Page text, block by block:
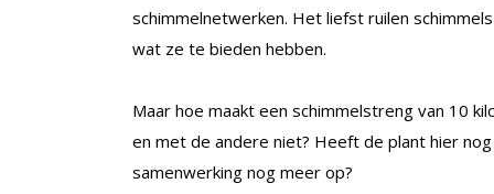
schimmelnetwerken. Het liefst ruilen
wat ze te bieden hebben.
Maar hoe maakt een schimmelstreng van 10
en met de andere niet? Heeft de plant hier
samenwerking nog meer op?